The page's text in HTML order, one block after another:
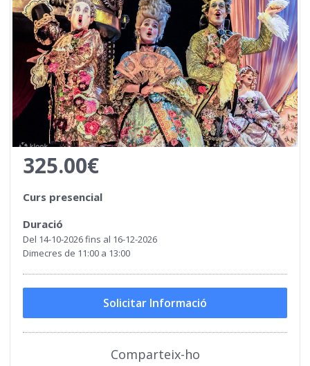
325.00€
Curs presencial
Duració
Del 14-10-2026 fins al 16-12-2026
Dimecres de 11:00 a 13:00
Solicitar Informació
Comparteix-ho